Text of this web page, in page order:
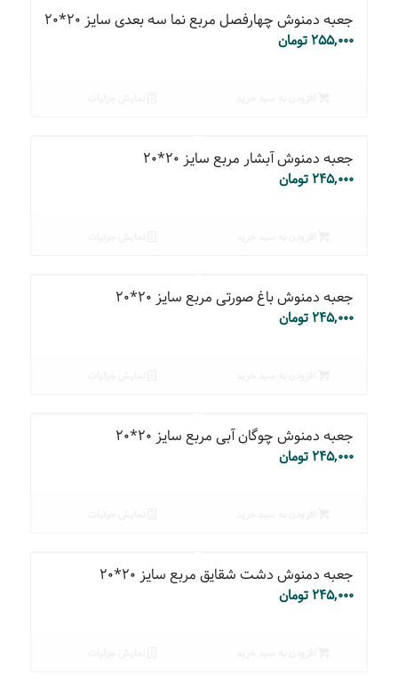
جعبه دمنوش چهارفصل مربع نما سه بعدی سایز ۲۰*۲۰
۲۵۵,۰۰۰ تومان
جعبه دمنوش آبشار مربع سایز ۲۰*۲۰
۲۴۵,۰۰۰ تومان
جعبه دمنوش باغ صورتی مربع سایز ۲۰*۲۰
۲۴۵,۰۰۰ تومان
جعبه دمنوش چوگان آبی مربع سایز ۲۰*۲۰
۲۴۵,۰۰۰ تومان
جعبه دمنوش دشت شقایق مربع سایز ۲۰*۲۰
۲۴۵,۰۰۰ تومان